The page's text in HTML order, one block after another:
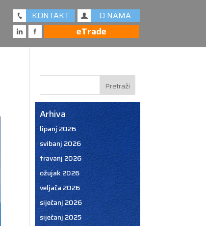
KONTAKT O NAMA
eTrade
Arhiva
lipanj 2026
svibanj 2026
travanj 2026
ožujak 2026
veljača 2026
siječanj 2026
siječanj 2025